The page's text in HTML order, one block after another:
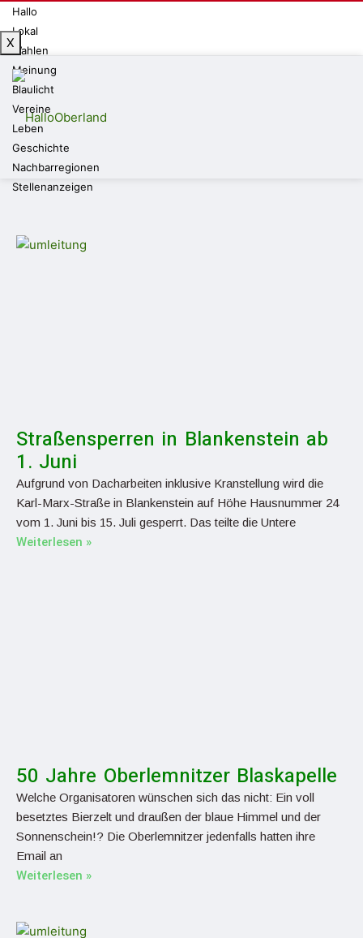
Hallo
Lokal
Wahlen
Meinung
Blaulicht
Vereine
Leben
Geschichte
Nachbarregionen
Stellenanzeigen
X
Straßensperren in Blankenstein ab
1. Juni
Aufgrund von Dacharbeiten inklusive Kranstellung wird die
Karl-Marx-Straße in Blankenstein auf Höhe Hausnummer 24
vom 1. Juni bis 15. Juli gesperrt. Das teilte die Untere
Weiterlesen »
50 Jahre Oberlemnitzer Blaskapelle
Welche Organisatoren wünschen sich das nicht: Ein voll
besetztes Bierzelt und draußen der blaue Himmel und der
Sonnenschein!? Die Oberlemnitzer jedenfalls hatten ihre
Email an
Weiterlesen »